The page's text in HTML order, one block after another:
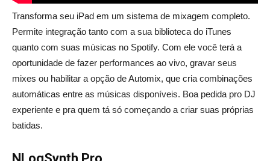
Transforma seu iPad em um sistema de mixagem completo.
Permite integração tanto com a sua biblioteca do iTunes
quanto com suas músicas no Spotify. Com ele você terá a
oportunidade de fazer performances ao vivo, gravar seus
mixes ou habilitar a opção de Automix, que cria combinações
automáticas entre as músicas disponíveis. Boa pedida pro DJ
experiente e pra quem tá só começando a criar suas próprias
batidas.
NLogSynth Pro